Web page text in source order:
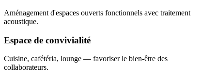
Aménagement d'espaces ouverts fonctionnels avec traitement
acoustique.
Espace de convivialité
Cuisine, cafétéria, lounge — favoriser le bien-être des
collaborateurs.